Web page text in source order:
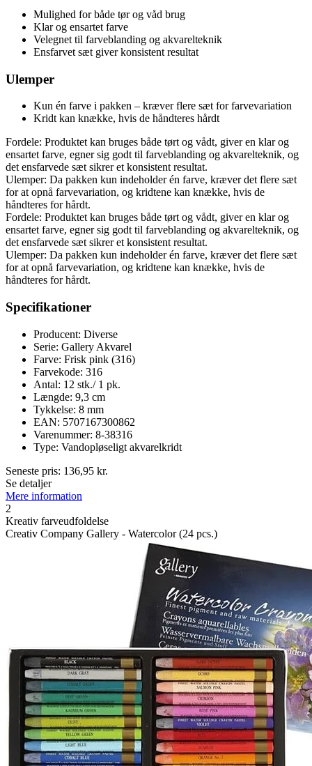
Mulighed for både tør og våd brug
Klar og ensartet farve
Velegnet til farveblanding og akvarelteknik
Ensfarvet sæt giver konsistent resultat
Ulemper
Kun én farve i pakken – kræver flere sæt for farvevariation
Kridt kan knække, hvis de håndteres hårdt
Fordele: Produktet kan bruges både tørt og vådt, giver en klar og
ensartet farve, egner sig godt til farveblanding og akvarelteknik, og
det ensfarvede sæt sikrer et konsistent resultat.
Ulemper: Da pakken kun indeholder én farve, kræver det flere sæt
for at opnå farvevariation, og kridtene kan knække, hvis de
håndteres for hårdt.
Fordele: Produktet kan bruges både tørt og vådt, giver en klar og
ensartet farve, egner sig godt til farveblanding og akvarelteknik, og
det ensfarvede sæt sikrer et konsistent resultat.
Ulemper: Da pakken kun indeholder én farve, kræver det flere sæt
for at opnå farvevariation, og kridtene kan knække, hvis de
håndteres for hårdt.
Specifikationer
Producent: Diverse
Serie: Gallery Akvarel
Farve: Frisk pink (316)
Farvekode: 316
Antal: 12 stk./ 1 pk.
Længde: 9,3 cm
Tykkelse: 8 mm
EAN: 5707167300862
Varenummer: 8-38316
Type: Vandopløseligt akvarelkridt
Seneste pris: 136,95 kr.
Se detaljer
Mere information
2
Kreativ farveudfoldelse
Creativ Company Gallery - Watercolor (24 pcs.)